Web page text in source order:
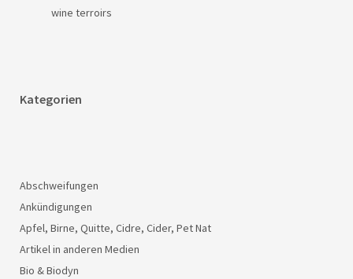
wine terroirs
Kategorien
Abschweifungen
Ankündigungen
Apfel, Birne, Quitte, Cidre, Cider, Pet Nat
Artikel in anderen Medien
Bio & Biodyn